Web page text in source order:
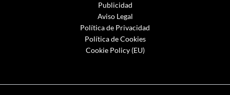
Publicidad
Aviso Legal
Política de Privacidad
Política de Cookies
Cookie Policy (EU)